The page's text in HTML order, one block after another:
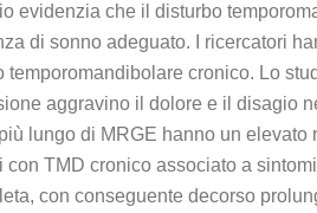
evidenzia che il disturbo
di sonno adeguato. I ricercatori
temporomandibolare cronico. Lo
aggravino il dolore e il disagio
lungo di MRGE hanno un
con TMD cronico associato a
con conseguente decorso